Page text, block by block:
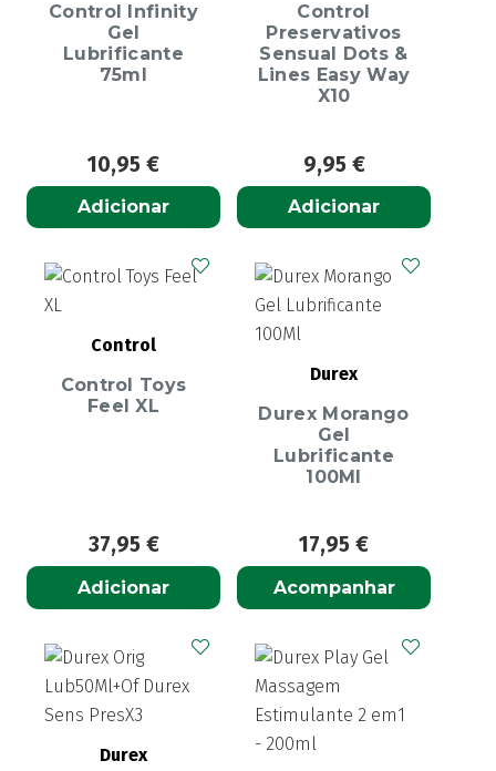
Control Infinity
Gel
Lubrificante
75ml
10,95 €
Adicionar
Control
Preservativos
Sensual Dots &
Lines Easy Way
X10
9,95 €
Adicionar
Control
Control Toys
Feel XL
37,95 €
Adicionar
Durex
Durex Morango
Gel
Lubrificante
100Ml
17,95 €
Acompanhar
Durex